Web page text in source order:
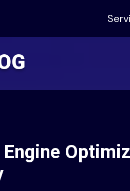
Engine